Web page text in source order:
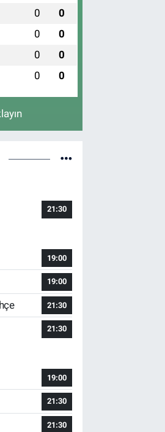
0 0
0 0
0 0
0 0
21:30
19:00
19:00
21:30
21:30
19:00
21:30
21:30